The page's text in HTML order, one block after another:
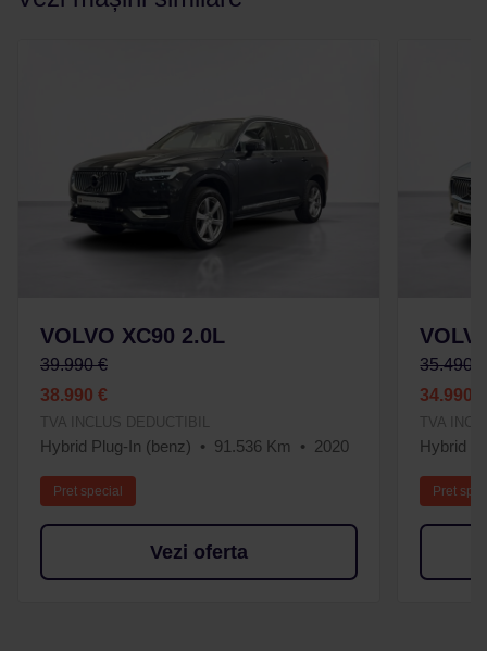
VOLVO XC90 2.0L
39.990 €
38.990 €
TVA INCLUS DEDUCTIBIL
Hybrid Plug-In (benz) 91.536 Km 2020
Pret special
Vezi oferta
35.490 €
34.990 €
TVA
Hybrid
Pret